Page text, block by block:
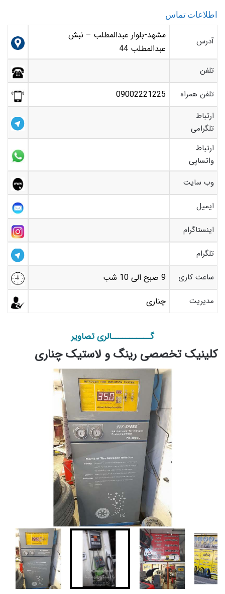
اطلاعات تماس
آدرس
مشهد-بلوار عبدالمطلب – نبش
عبدالمطلب 44
تلفن
تلفن همراه
09002221225
ارتباط
تلگرامی
ارتباط
واتساپی
وب سایت
ایمیل
اینستاگرام
تلگرام
ساعت کاری
9 صبح الی 10 شب
مدیریت چناری
گـــــــــــالری تصاویر
کلینیک تخصصی رینگ و لاستیک چناری